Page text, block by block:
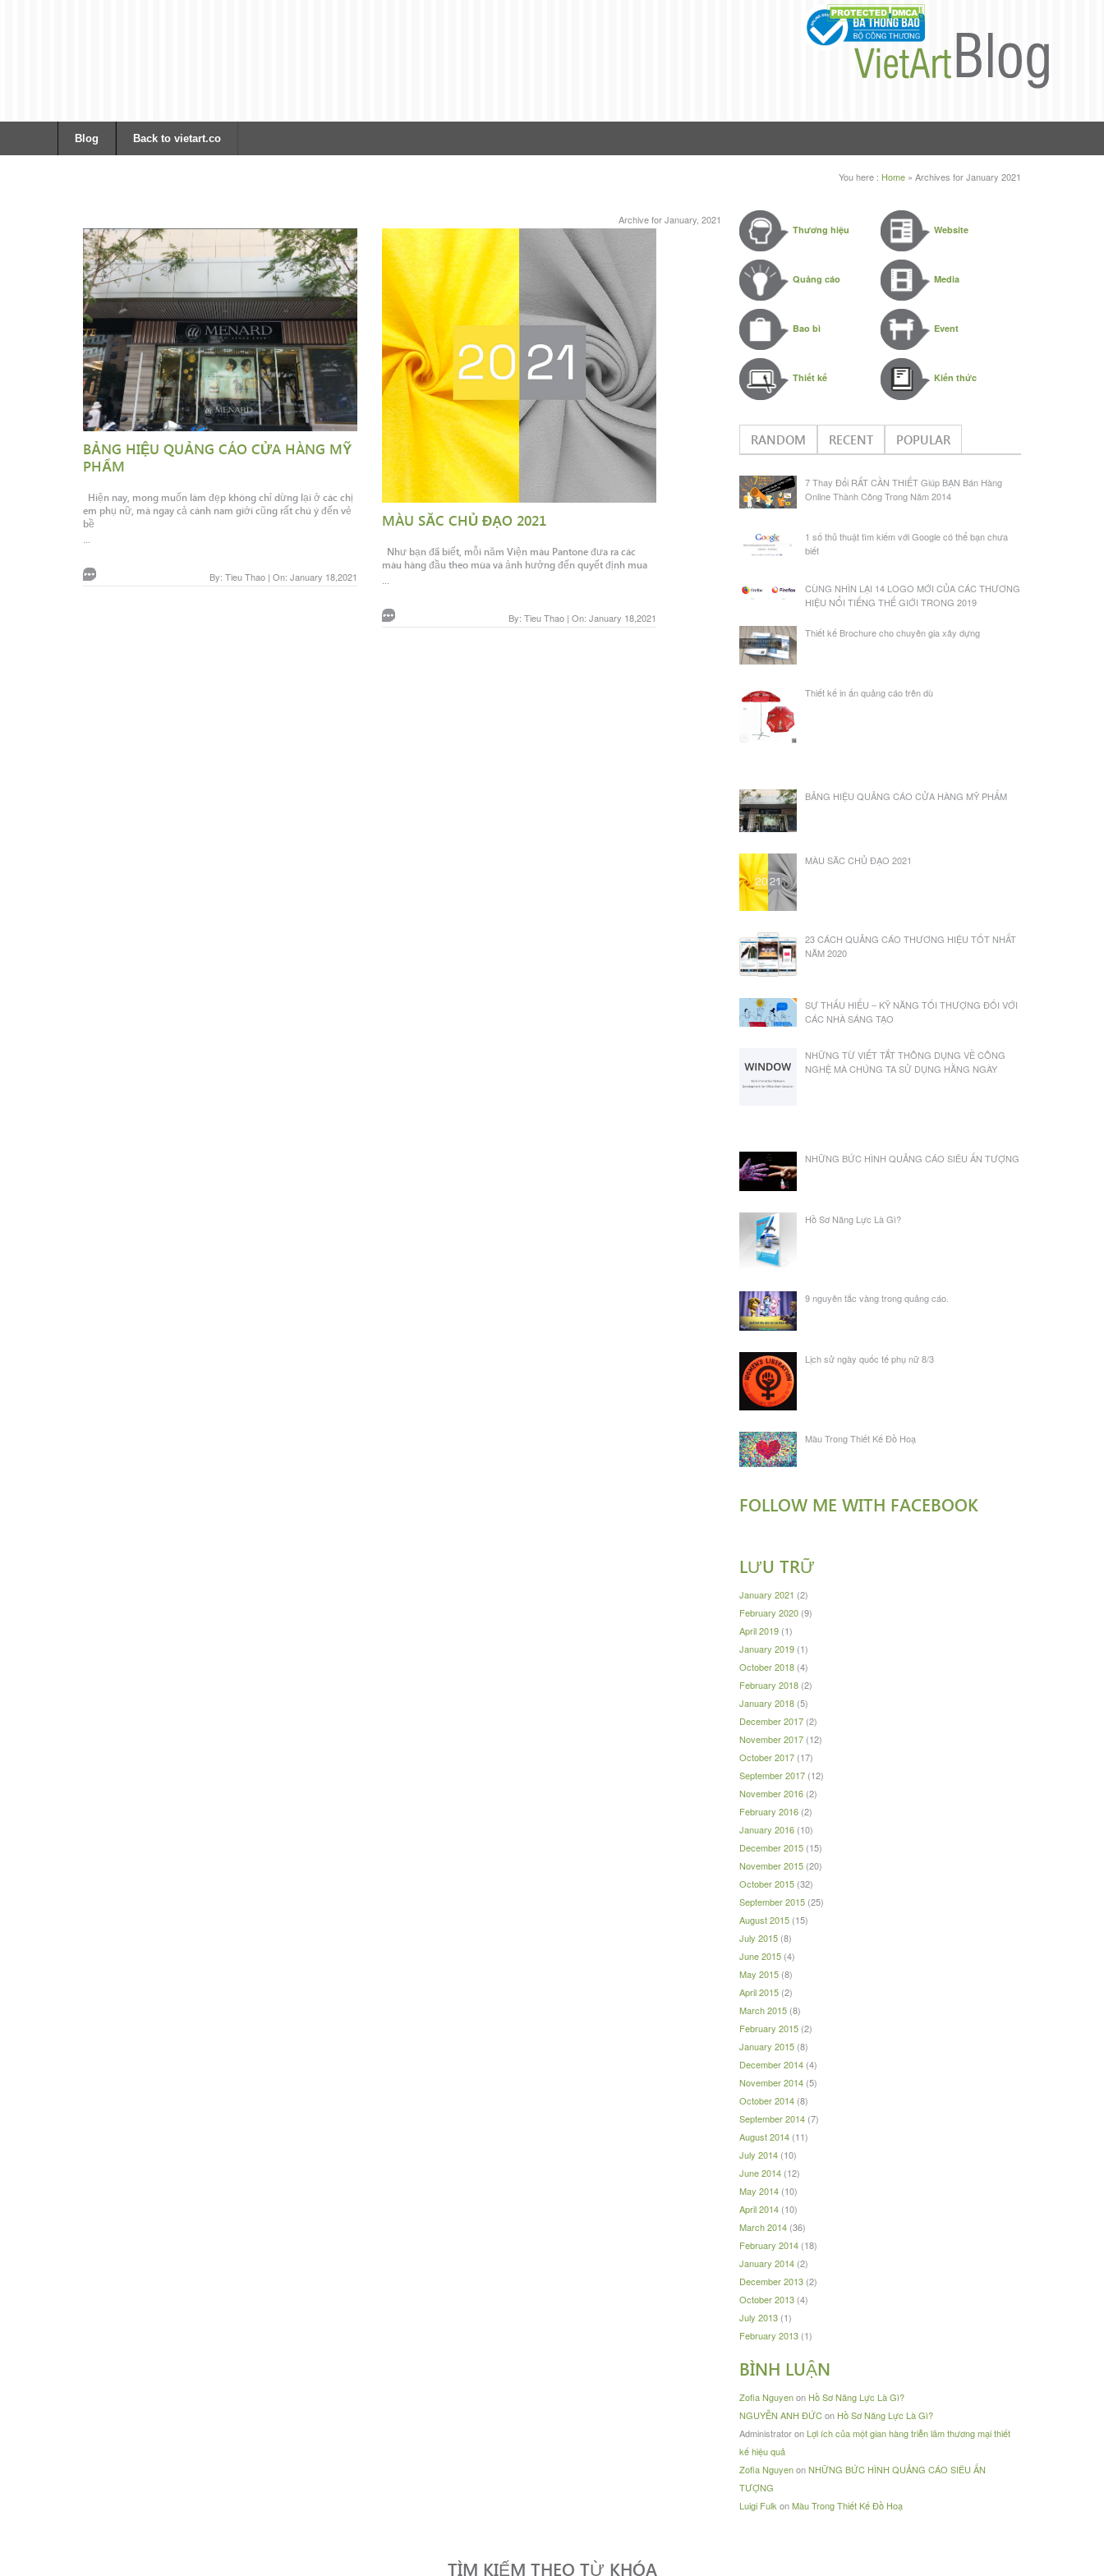
Blog Back to vietart.co
You here : Home » Archives for January 2021
Archive for January, 2021
BẢNG HIỆU QUẢNG CÁO CỬA HÀNG MỸ
PHẨM
Hiện nay, mong muốn làm đẹp không chỉ dừng lại ở các chị
em phụ nữ, mà ngay cả cánh nam giới cũng rất chú ý đến vẻ
bề
By: Tieu Thao | On: January 18,2021
MÀU SĂC CHỦ ĐẠO 2021
Như bạn đã biết, mỗi năm Viện màu Pantone đưa ra các
màu hàng đầu theo mùa và ảnh hưởng đến quyết định mua
By: Tieu Thao | On: January 18,2021
Thương hiệu
Quảng cáo
Bao bì
Thiết kế
Website
Media
Event
Kiến thức
RANDOM RECENT POPULAR
7 Thay Đổi RẤT CẦN THIẾT Giúp BẠN Bán Hàng
Online Thành Công Trong Năm 2014
1 số thủ thuật tìm kiếm với Google có thể bạn chưa
biết
CÙNG NHÌN LẠI 14 LOGO MỚI CỦA CÁC THƯƠNG
HIỆU NỔI TIẾNG THẾ GIỚI TRONG 2019
Thiết kế Brochure cho chuyên gia xây dựng
Thiết kế in ấn quảng cáo trên dù
BẢNG HIỆU QUẢNG CÁO CỬA HÀNG MỸ PHẨM
MÀU SĂC CHỦ ĐẠO 2021
23 CÁCH QUẢNG CÁO THƯƠNG HIỆU TỐT NHẤT
NĂM 2020
SỰ THẤU HIỂU – KỸ NĂNG TỐI THƯỢNG ĐỐI VỚI
CÁC NHÀ SÁNG TẠO
NHỮNG TỪ VIẾT TẮT THÔNG DỤNG VỀ CÔNG
NGHỆ MÀ CHÚNG TA SỬ DỤNG HẰNG NGÀY
NHỮNG BỨC HÌNH QUẢNG CÁO SIÊU ẤN TƯỢNG
Hồ Sơ Năng Lực Là Gì?
9 nguyên tắc vàng trong quảng cáo.
Lịch sử ngày quốc tế phụ nữ 8/3
Màu Trong Thiết Kế Đồ Hoạ
FOLLOW ME WITH FACEBOOK
LƯU TRỮ
January 2021 (2)
February 2020 (9)
April 2019 (1)
January 2019 (1)
October 2018 (4)
February 2018 (2)
January 2018 (5)
December 2017 (2)
November 2017 (12)
October 2017 (17)
September 2017 (12)
November 2016 (2)
February 2016 (2)
January 2016 (10)
December 2015 (15)
November 2015 (20)
October 2015 (32)
September 2015 (25)
August 2015 (15)
July 2015 (8)
June 2015 (4)
May 2015 (8)
April 2015 (2)
March 2015 (8)
February 2015 (2)
January 2015 (8)
December 2014 (4)
November 2014 (5)
October 2014 (8)
September 2014 (7)
August 2014 (11)
July 2014 (10)
June 2014 (12)
May 2014 (10)
April 2014 (10)
March 2014 (36)
February 2014 (18)
January 2014 (2)
December 2013 (2)
October 2013 (4)
July 2013 (1)
February 2013 (1)
BÌNH LUẬN
Zofia Nguyenon Hồ Sơ Năng Lực Là Gì?
NGUYỄN ANH ĐỨCon Hồ Sơ Năng Lực Là Gì?
Administratoron Lợi ích của một gian hàng triễn lãm thương mại thiết
kế hiệu quả
Zofia NguyenonNHỮNG BỨC HÌNH QUẢNG CÁO SIÊU ẤN
TƯỢNG
Luigi FulkonMàu Trong Thiết Kế Đồ Hoạ
TÌM KIẾM THEO TỪ KHÓA